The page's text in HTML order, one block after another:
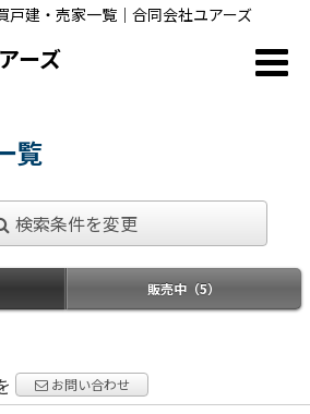
戸建・売家一覧｜合同会社ユアーズ
ーズ
覧
検索条件を変更
販売中（5）
お問い合わせ